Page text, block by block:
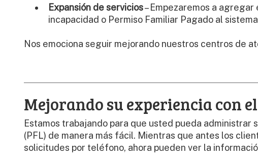
Expansión de servicios– Empezaremos a
incapacidad o Permiso Familiar Pagado al
Nos emociona seguir mejorando nuestros centros de
Mejorando su experiencia con
Estamos trabajando para que usted pueda administrar
(PFL) de manera más fácil. Mientras que antes los
solicitudes por teléfono, ahora pueden ver la